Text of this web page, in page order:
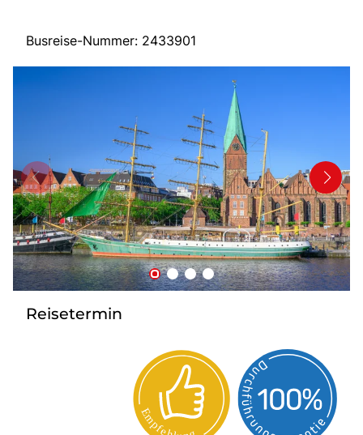
Mehrtagesreisen
Bus anmieten
Service
Kontakt
Busreise-Nummer: 2433901
Reisetermin